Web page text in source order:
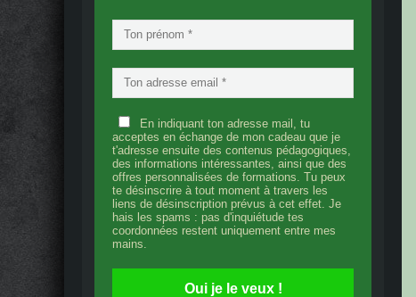
En indiquant ton adresse mail, tu
acceptes en échange de mon cadeau que je
t'adresse ensuite des contenus pédagogiques,
des informations intéressantes, ainsi que des
offres personnalisées de formations. Tu peux
te désinscrire à tout moment à travers les
liens de désinscription prévus à cet effet. Je
hais les spams : pas d'inquiétude tes
coordonnées restent uniquement entre mes
mains.
Oui je le veux !